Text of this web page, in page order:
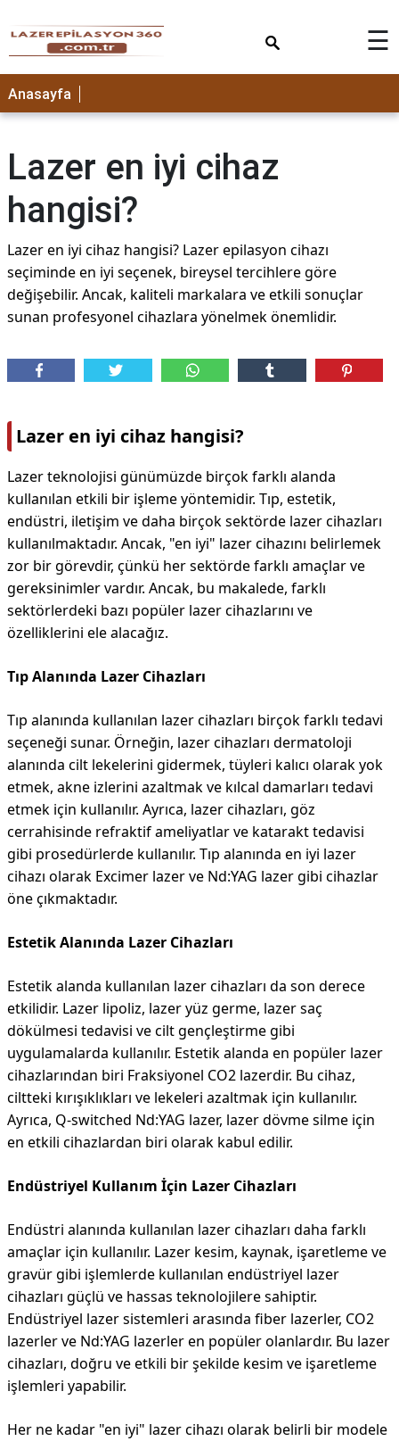
☰
Anasayfa
Lazer en iyi cihaz
hangisi?
Lazer en iyi cihaz hangisi? Lazer epilasyon cihazı
seçiminde en iyi seçenek, bireysel tercihlere göre
değişebilir. Ancak, kaliteli markalara ve etkili sonuçlar
sunan profesyonel cihazlara yönelmek önemlidir.
Lazer en iyi cihaz hangisi?
Lazer teknolojisi günümüzde birçok farklı alanda
kullanılan etkili bir işleme yöntemidir. Tıp, estetik,
endüstri, iletişim ve daha birçok sektörde lazer cihazları
kullanılmaktadır. Ancak, "en iyi" lazer cihazını belirlemek
zor bir görevdir, çünkü her sektörde farklı amaçlar ve
gereksinimler vardır. Ancak, bu makalede, farklı
sektörlerdeki bazı popüler lazer cihazlarını ve
özelliklerini ele alacağız.
Tıp Alanında Lazer Cihazları
Tıp alanında kullanılan lazer cihazları birçok farklı tedavi
seçeneği sunar. Örneğin, lazer cihazları dermatoloji
alanında cilt lekelerini gidermek, tüyleri kalıcı olarak yok
etmek, akne izlerini azaltmak ve kılcal damarları tedavi
etmek için kullanılır. Ayrıca, lazer cihazları, göz
cerrahisinde refraktif ameliyatlar ve katarakt tedavisi
gibi prosedürlerde kullanılır. Tıp alanında en iyi lazer
cihazı olarak Excimer lazer ve Nd:YAG lazer gibi cihazlar
öne çıkmaktadır.
Estetik Alanında Lazer Cihazları
Estetik alanda kullanılan lazer cihazları da son derece
etkilidir. Lazer lipoliz, lazer yüz germe, lazer saç
dökülmesi tedavisi ve cilt gençleştirme gibi
uygulamalarda kullanılır. Estetik alanda en popüler lazer
cihazlarından biri Fraksiyonel CO2 lazerdir. Bu cihaz,
ciltteki kırışıklıkları ve lekeleri azaltmak için kullanılır.
Ayrıca, Q-switched Nd:YAG lazer, lazer dövme silme için
en etkili cihazlardan biri olarak kabul edilir.
Endüstriyel Kullanım İçin Lazer Cihazları
Endüstri alanında kullanılan lazer cihazları daha farklı
amaçlar için kullanılır. Lazer kesim, kaynak, işaretleme ve
gravür gibi işlemlerde kullanılan endüstriyel lazer
cihazları güçlü ve hassas teknolojilere sahiptir.
Endüstriyel lazer sistemleri arasında fiber lazerler, CO2
lazerler ve Nd:YAG lazerler en popüler olanlardır. Bu lazer
cihazları, doğru ve etkili bir şekilde kesim ve işaretleme
işlemleri yapabilir.
Her ne kadar "en iyi" lazer cihazı olarak belirli bir modele